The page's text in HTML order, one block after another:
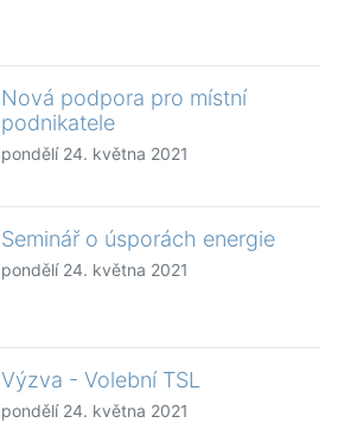
Nová podpora pro místní
podnikatele
pondělí 24. května 2021
Seminář o úsporách energie
pondělí 24. května 2021
Výzva - Volební TSL
pondělí 24. května 2021